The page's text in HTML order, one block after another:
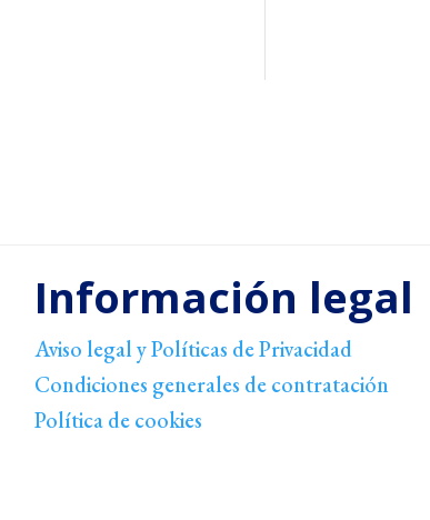
Información legal
Aviso legal y Políticas de Privacidad
Condiciones generales de contratación
Política de cookies